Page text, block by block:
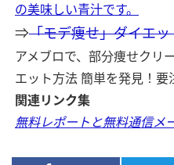
の美味しい青汁です。
⇒「モデ痩せ」ダイエ
アメブロで、部分痩せクリ
エット方法 簡単を発見！要
関連リンク集
無料レポートと無料通信メ